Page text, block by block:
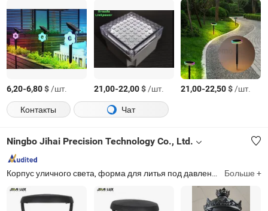
6,20-6,80$/шт. 21,00-22,00$/шт. 21,00-22,50$/шт.
Контакты
Чат
Ningbo Jihai Precision Technology Co., Ltd.
Корпус уличного света, форма для литья под давлением, детали литья под давлением, детали CNC обработки, светодиодный уличный свет, детали садового освещения, форма для литья под давлением, инструменты для литья под давлением, уличное освещение, общественное освещение Больше +